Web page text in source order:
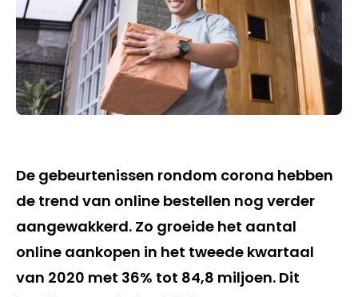
De gebeurtenissen rondom corona hebben
de trend van online bestellen nog verder
aangewakkerd. Zo groeide het aantal
online aankopen in het tweede kwartaal
van 2020 met 36% tot 84,8 miljoen. Dit